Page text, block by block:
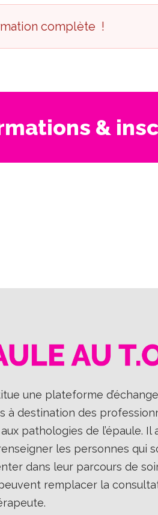
complète !
&
une plateforme
à destination des
pathologies de l’épaule.
les personnes qui
dans leur parcours de
remplacer la